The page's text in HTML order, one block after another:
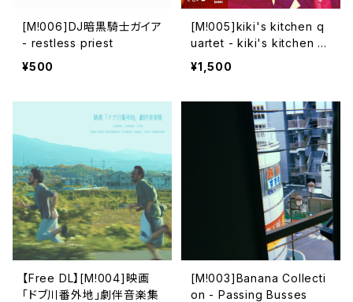
[M!006]DJ暗黒騎士ガイア
- restless priest
¥500
[M​!​005​]​kiki's kitchen q
uartet - kiki's kitchen q
uartet e​.​p. (VANILLA​.​MI
X)
¥1,500
【Free DL】[M​!​004​]​映画
「ドブ川番外地」劇伴音楽集
[M!003]Banana Collecti
on - Passing Busses